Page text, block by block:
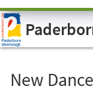
Visuelle
Assistenzsoftware
öffnen.
New